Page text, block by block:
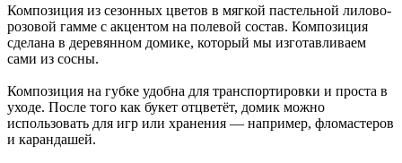
Композиция из сезонных цветов в мягкой пастельной лилово-
розовой гамме с акцентом на полевой состав. Композиция
сделана в деревянном домике, который мы изготавливаем
сами из сосны.
Композиция на губке удобна для транспортировки и проста в
уходе. После того как букет отцветёт, домик можно
использовать для игр или хранения — например, фломастеров
и карандашей.